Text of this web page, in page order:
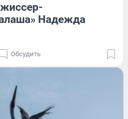
Надежда
Обсудить